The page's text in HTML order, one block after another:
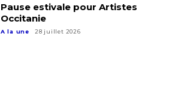
Pause estivale pour Artistes
Occitanie
A la une 28 juillet 2026